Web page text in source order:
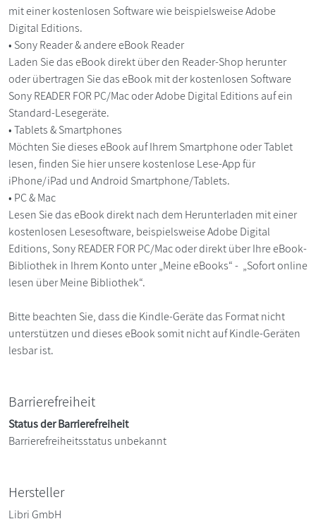
mit einer kostenlosen Software wie beispielsweise Adobe
Digital Editions.
• Sony Reader & andere eBook Reader
Laden Sie das eBook direkt über den Reader-Shop herunter
oder übertragen Sie das eBook mit der kostenlosen Software
Sony READER FOR PC/Mac oder Adobe Digital Editions auf ein
Standard-Lesegeräte.
• Tablets & Smartphones
Möchten Sie dieses eBook auf Ihrem Smartphone oder Tablet
lesen, finden Sie hier unsere kostenlose Lese-App für
iPhone/iPad und Android Smartphone/Tablets.
• PC & Mac
Lesen Sie das eBook direkt nach dem Herunterladen mit einer
kostenlosen Lesesoftware, beispielsweise Adobe Digital
Editions, Sony READER FOR PC/Mac oder direkt über Ihre eBook-
Bibliothek in Ihrem Konto unter „Meine eBooks“ - „Sofort online
lesen über Meine Bibliothek“.
Bitte beachten Sie, dass die Kindle-Geräte das Format nicht
unterstützen und dieses eBook somit nicht auf Kindle-Geräten
lesbar ist.
Barrierefreiheit
Status der Barrierefreiheit
Barrierefreiheitsstatus unbekannt
Hersteller
Libri GmbH